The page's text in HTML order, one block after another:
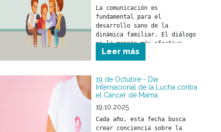
La comunicación es
fundamental para el
desarrollo sano de la
dinámica familiar. El diálogo
es la manera más efectiva
para compartir ideas,
opiniones y sentimientos.
Leer más
19 de Octubre - Día
Internacional de la Lucha contra
el Cáncer de Mama
19.10.2025
Cada año, esta fecha busca
crear conciencia sobre la